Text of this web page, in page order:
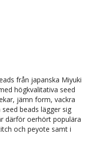
från japanska Miyuki
högkvalitativa seed
jämn form, vackra
beads lägger sig
därför oerhört populära
och peyote samt i